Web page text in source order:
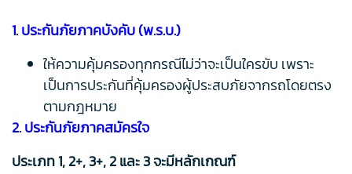
1. ประกันภัยภาคบังคับ (พ.ร.บ.)
ให้ความคุ้มครองทุกกรณีไม่ว่าจะเป็นใครขับ เพราะ
เป็นการประกันที่คุ้มครองผู้ประสบภัยจากรถโดยตรง
ตามกฎหมาย
2. ประกันภัยภาคสมัครใจ
ประเภท 1, 2+, 3+, 2 และ 3 จะมีหลักเกณฑ์